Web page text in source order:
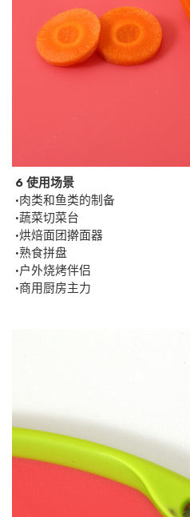
6 使用场景
·肉类和鱼类的制备
·蔬菜切菜台
·烘焙面团擀面器
·熟食拼盘
·户外烧烤伴侣
·商用厨房主力